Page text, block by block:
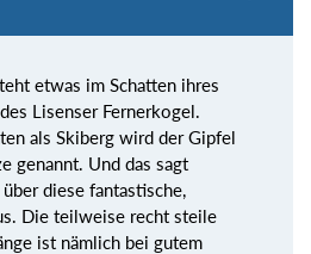
etwas im Schatten ihres
Lisenser Fernerkogel.
als Skiberg wird der Gipfel
genannt. Und das sagt
diese fantastische,
Die teilweise recht steile
ist nämlich bei gutem